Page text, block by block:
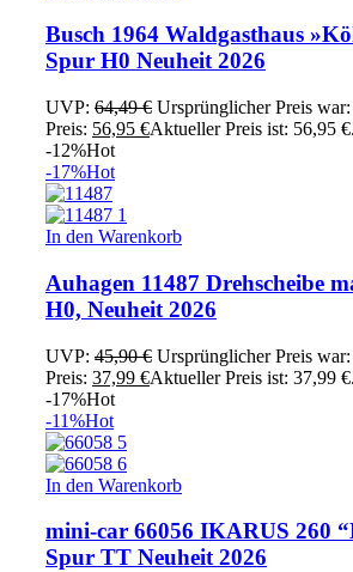
Busch 1964 Waldgasthaus
Spur H0 Neuheit 2026
UVP: 64,49€ Ursprünglicher Preis
Preis: 56,95 €Aktueller Preis ist: 56,95 €.
-12%Hot
-17%Hot
In den Warenkorb
Auhagen 11487 Drehscheibe
H0, Neuheit 2026
UVP: 45,90€ Ursprünglicher Preis
Preis: 37,99 €Aktueller Preis ist: 37,99 €.
-17%Hot
-11%Hot
In den Warenkorb
mini-car 66056 IKARUS 260
Spur TT Neuheit 2026